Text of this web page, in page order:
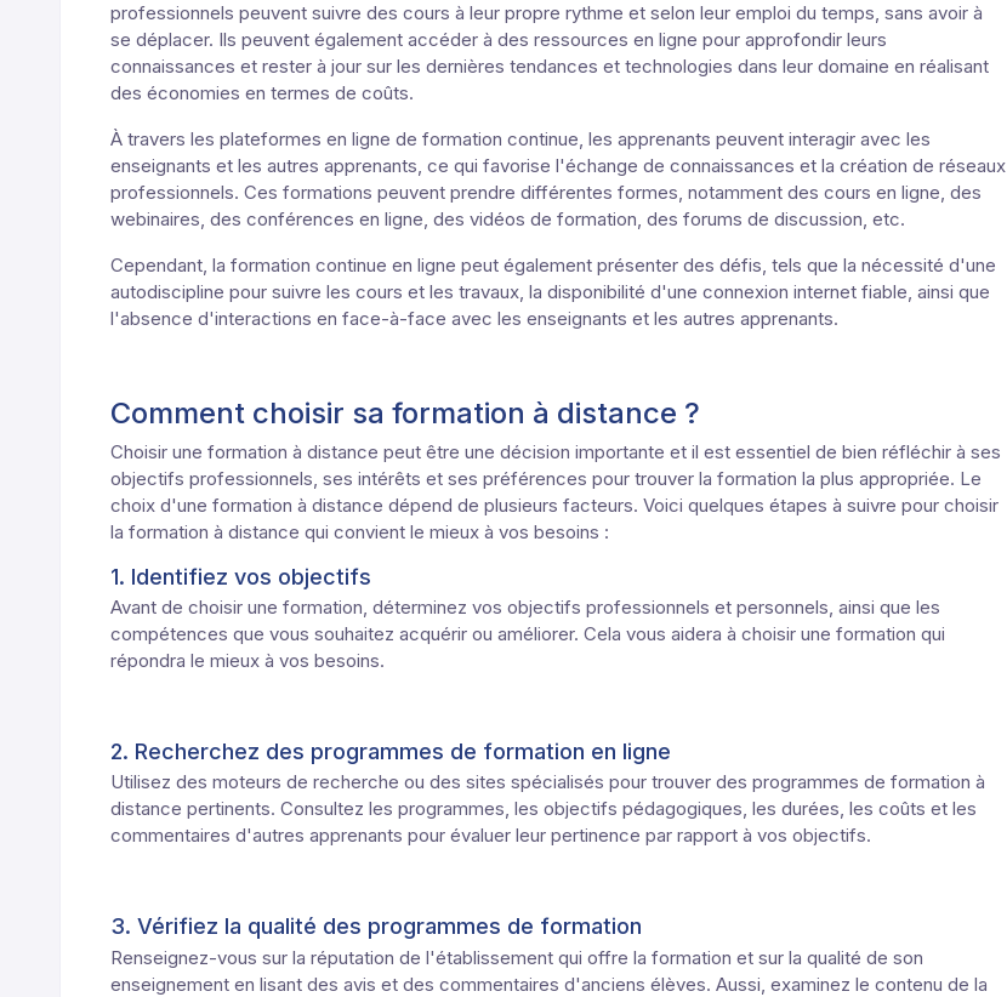
professionnels peuvent suivre des cours à leur propre rythme et selon leur emploi du temps, sans avoir à
se déplacer. Ils peuvent également accéder à des ressources en ligne pour approfondir leurs
connaissances et rester à jour sur les dernières tendances et technologies dans leur domaine en réalisant
des économies en termes de coûts.
À travers les plateformes en ligne de formation continue, les apprenants peuvent interagir avec les
enseignants et les autres apprenants, ce qui favorise l'échange de connaissances et la création de réseaux
professionnels. Ces formations peuvent prendre différentes formes, notamment des cours en ligne, des
webinaires, des conférences en ligne, des vidéos de formation, des forums de discussion, etc.
Cependant, la formation continue en ligne peut également présenter des défis, tels que la nécessité d'une
autodiscipline pour suivre les cours et les travaux, la disponibilité d'une connexion internet fiable, ainsi que
l'absence d'interactions en face-à-face avec les enseignants et les autres apprenants.
Comment choisir sa formation à distance ?
Choisir une formation à distance peut être une décision importante et il est essentiel de bien réfléchir à ses
objectifs professionnels, ses intérêts et ses préférences pour trouver la formation la plus appropriée. Le
choix d'une formation à distance dépend de plusieurs facteurs. Voici quelques étapes à suivre pour choisir
la formation à distance qui convient le mieux à vos besoins :
1. Identifiez vos objectifs
Avant de choisir une formation, déterminez vos objectifs professionnels et personnels, ainsi que les
compétences que vous souhaitez acquérir ou améliorer. Cela vous aidera à choisir une formation qui
répondra le mieux à vos besoins.
2. Recherchez des programmes de formation en ligne
Utilisez des moteurs de recherche ou des sites spécialisés pour trouver des programmes de formation à
distance pertinents. Consultez les programmes, les objectifs pédagogiques, les durées, les coûts et les
commentaires d'autres apprenants pour évaluer leur pertinence par rapport à vos objectifs.
3. Vérifiez la qualité des programmes de formation
Renseignez-vous sur la réputation de l'établissement qui offre la formation et sur la qualité de son
enseignement en lisant des avis et des commentaires d'anciens élèves. Aussi, examinez le contenu de la